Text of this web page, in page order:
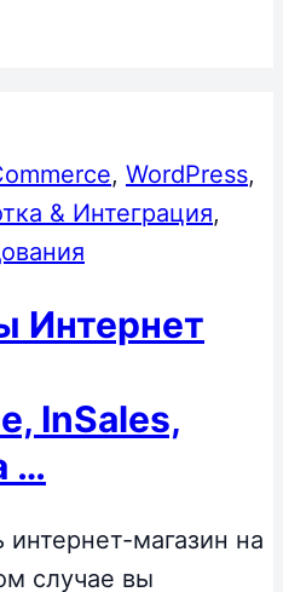
, WordPress,
& Интеграция,
Интернет
InSales,
…
магазин на
случае вы